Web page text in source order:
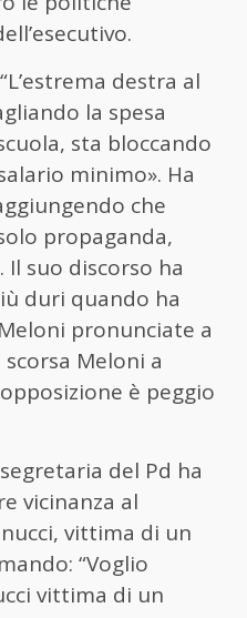
destra al
la spesa
sta bloccando
minimo». Ha
che
propaganda,
Il suo discorso ha
duri quando ha
pronunciate a
Meloni a
è peggio
del Pd ha
vicinanza al
vittima di un
“Voglio
vittima di un